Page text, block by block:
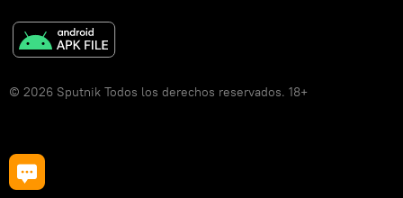
© 2026 Sputnik Todos los derechos reservados. 18+